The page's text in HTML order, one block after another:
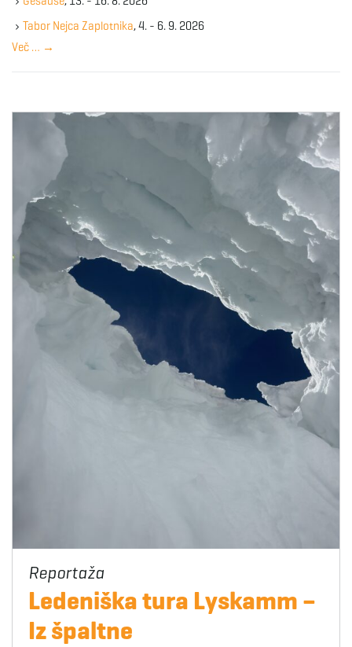
e
y
w
r
Tabor Nejca Zaplotnika, 4. - 6. 9. 2026
Več … →
Ledeniška tura Lyskamm –
Iz špaltne